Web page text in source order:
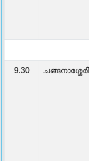
9.30 ചങ്ങനാശ്ശേരി